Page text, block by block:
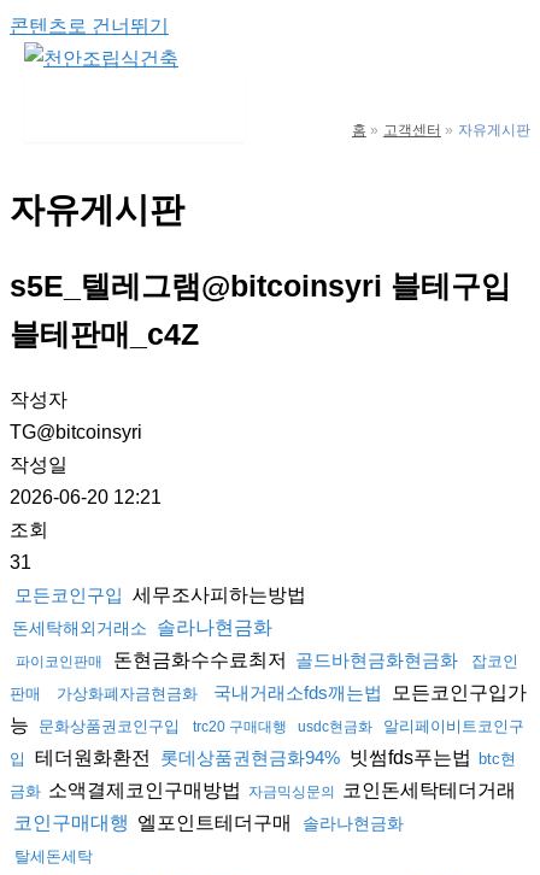
콘텐츠로 건너뛰기
홈 고객센터 자유게시판
자유게시판
s5E_텔레그램@bitcoinsyri 블테구입
블테판매_c4Z
작성자
TG@bitcoinsyri
작성일
2026-06-20 12:21
조회
31
모든코인구입 세무조사피하는방법
돈세탁해외거래소 솔라나현금화
파이코인판매 돈현금화수수료최저 골드바현금화현금화
잡코인
판매
가상화폐자금현금화 국내거래소fds깨는법
모든코인구입가
능
문화상품권코인구입 trc20 구매대행 usdc현금화
알리페이비트코인구
입
테더원화환전 롯데상품권현금화94% 빗썸fds푸는법
btc현
금화 소액결제코인구매방법 자금믹싱문의 코인돈세탁테더거래
코인구매대행 엘포인트테더구매 솔라나현금화
탈세돈세탁